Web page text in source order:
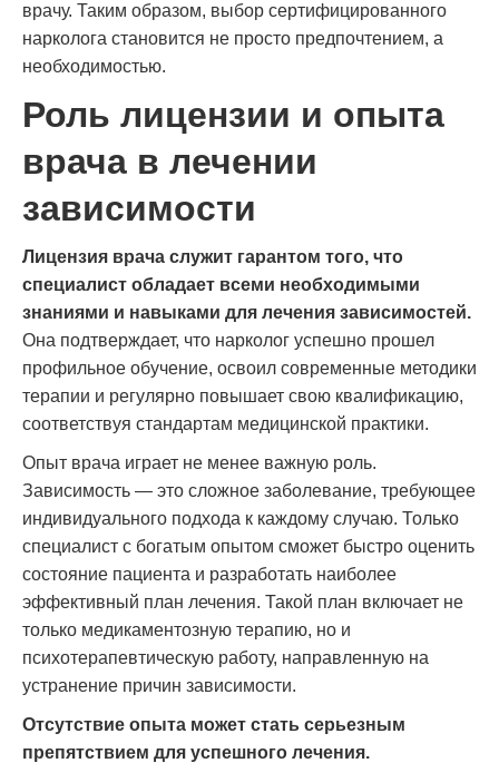
врачу. Таким образом, выбор сертифицированного
нарколога становится не просто предпочтением, а
необходимостью.
Роль лицензии и опыта
врача в лечении
зависимости
Лицензия врача служит гарантом того, что
специалист обладает всеми необходимыми
знаниями и навыками для лечения зависимостей.
Она подтверждает, что нарколог успешно прошел
профильное обучение, освоил современные методики
терапии и регулярно повышает свою квалификацию,
соответствуя стандартам медицинской практики.
Опыт врача играет не менее важную роль.
Зависимость — это сложное заболевание, требующее
индивидуального подхода к каждому случаю. Только
специалист с богатым опытом сможет быстро оценить
состояние пациента и разработать наиболее
эффективный план лечения. Такой план включает не
только медикаментозную терапию, но и
психотерапевтическую работу, направленную на
устранение причин зависимости.
Отсутствие опыта может стать серьезным
препятствием для успешного лечения.